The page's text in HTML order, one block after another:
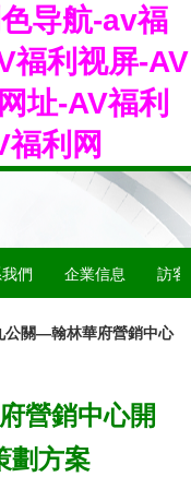
导航-av福
福利视屏-AV
址-AV福利
利网
們 企業信息 訪客
公關—翰林華府營銷中心
營銷中心開
劃方案